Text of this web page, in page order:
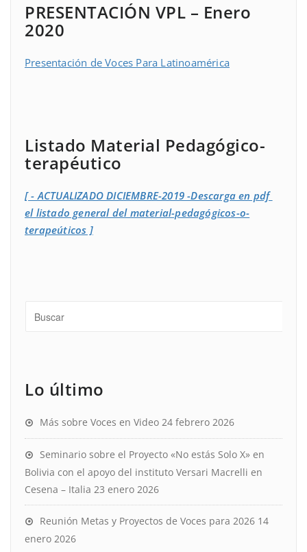
PRESENTACIÓN VPL – Enero
2020
Presentación de Voces Para Latinoamérica
Listado Material Pedagógico-
terapéutico
[ - ACTUALIZADO DICIEMBRE-2019 -Descarga en pdf
el listado general del material-pedagógicos-o-
terapeúticos ]
Lo último
Más sobre Voces en Video 24 febrero 2026
Seminario sobre el Proyecto «No estás Solo X» en
Bolivia con el apoyo del instituto Versari Macrelli en
Cesena – Italia 23 enero 2026
Reunión Metas y Proyectos de Voces para 2026 14
enero 2026